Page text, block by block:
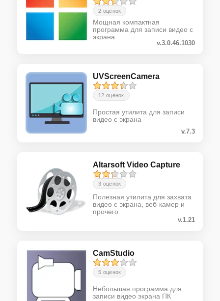
2 оценок
Мощная компактная
программа для записи видео c
экрана
v.3.0.46.1030
UVScreenCamera
12 оценок
Простая утилита для записи
видео с экрана
v.7.3
Altarsoft Video Capture
3 оценок
Полезная утилита для захвата
видео с экрана, веб-камер и
прочего
v.1.21
CamStudio
5 оценок
Небольшая программа для
записи видео экрана ПК